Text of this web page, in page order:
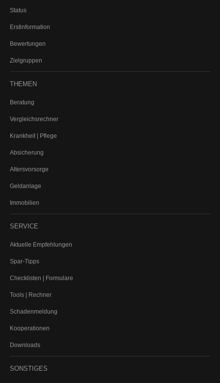
Vermittlung
Status
Erstinformation
Bewertungen
Zielgruppen
THEMEN
Beratung
Vergleichsrechner
Krankheit | Pflege
Absicherung
Altersvorsorge
Geldanlage
Immobilien
SERVICE
Aktuelle Empfehlungen
Spar-Tipps
Checklisten | Formulare
Tools | Rechner
Schadenmeldung
Kooperationen
Downloads
SONSTIGES